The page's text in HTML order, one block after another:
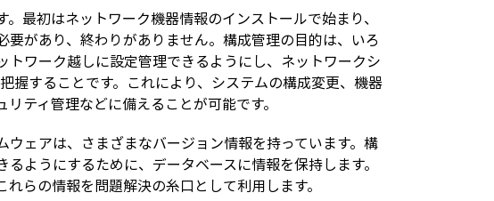
最初はネットワーク機器情報のインストールで始まり、
があり、終わりがありません。構成管理の目的は、いろ
ワーク越しに設定管理できるようにし、ネットワークシ
握することです。これにより、システムの構成変更、機器
ティ管理などに備えることが可能です。
ェアは、さまざまなバージョン情報を持っています。構
ようにするために、データベースに情報を保持します。
らの情報を問題解決の糸口として利用します。